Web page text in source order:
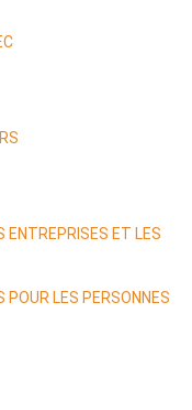
ENTREPRISES ET LES
POUR LES PERSONNES